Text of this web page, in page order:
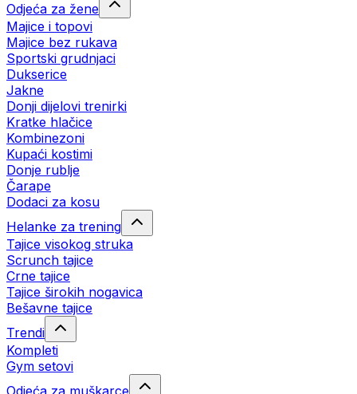
Odjeća za žene
Majice i topovi
Majice bez rukava
Sportski grudnjaci
Dukserice
Jakne
Donji dijelovi trenirki
Kratke hlačice
Kombinezoni
Kupaći kostimi
Donje rublje
Čarape
Dodaci za kosu
Helanke za trening
Tajice visokog struka
Scrunch tajice
Crne tajice
Tajice širokih nogavica
Bešavne tajice
Trendi
Kompleti
Gym setovi